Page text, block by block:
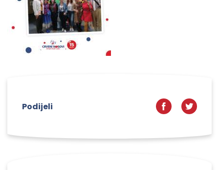
Podijeli